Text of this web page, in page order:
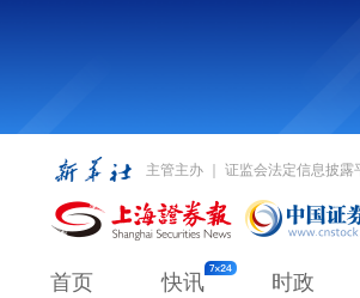
主管主办 ｜ 证监会法定信息披露
首页 快讯 时政